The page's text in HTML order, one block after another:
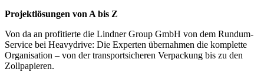
Projektlösungen von A bis Z
Von da an profitierte die Lindner Group GmbH von dem Rundum-
Service bei Heavydrive: Die Experten übernahmen die komplette
Organisation – von der transportsicheren Verpackung bis zu den
Zollpapieren.